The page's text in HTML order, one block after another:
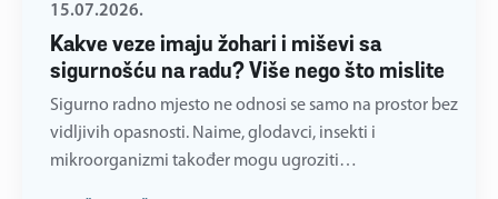
Kakve veze imaju žohari i miševi sa
sigurnošću na radu? Više nego što mislite
15.07.2026.
Sigurno radno mjesto ne odnosi se samo na prostor bez
vidljivih opasnosti. Naime, glodavci, insekti i
mikroorganizmi također mogu ugroziti…